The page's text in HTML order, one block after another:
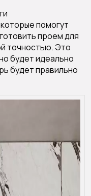
помогут
проем для
точностью. Это
будет идеально
будет правильно